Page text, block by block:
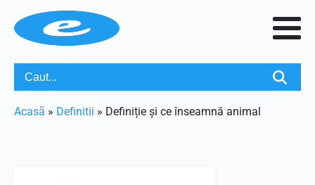
Acasã » Definitii » Definiție și ce înseamnă animal